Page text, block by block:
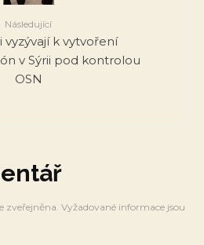
Následující
vyzývají k vytvoření
v Sýrii pod kontrolou
OSN
zveřejněna. Vyžadované informace jsou